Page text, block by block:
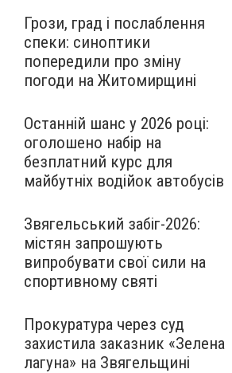
Грози, град і послаблення
спеки: синоптики
попередили про зміну
погоди на Житомирщині
Останній шанс у 2026 році:
оголошено набір на
безплатний курс для
майбутніх водійок автобусів
Звягельський забіг-2026:
містян запрошують
випробувати свої сили на
спортивному святі
Прокуратура через суд
захистила заказник «Зелена
лагуна» на Звягельщині